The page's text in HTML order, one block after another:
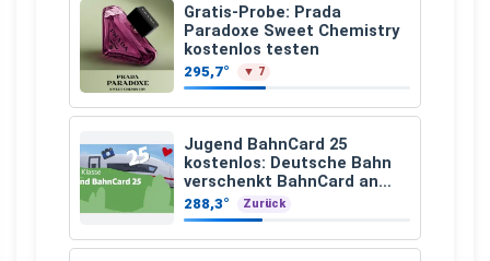
Gratis-Probe: Prada
Paradoxe Sweet Chemistry
kostenlos testen
295,7° ▼ 7
Jugend BahnCard 25
kostenlos: Deutsche Bahn
verschenkt BahnCard an
Kinder und Jugendliche
288,3° Zurück